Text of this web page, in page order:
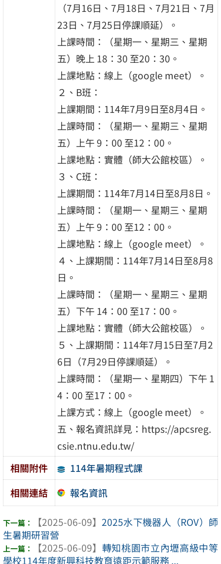
（7月16日、7月18日、7月21日、7月
23日、7月25日停課順延）。
上課時間：（星期一、星期三、星期
五）晚上 18：30 至20：30。
上課地點：線上（google meet）。
２、B班：
上課期間：114年7月9日至8月4日。
上課時間：（星期一、星期三、星期
五）上午 9：00 至12：00。
上課地點：實體（師大公館校區）。
３、C班：
上課期間：114年7月14日至8月8日。
上課時間：（星期一、星期三、星期
五）上午 9：00 至12：00。
上課地點：線上（google meet）。
４、上課期間：114年7月14日至8月8
日。
上課時間：（星期一、星期三、星期
五）下午 14：00 至17：00。
上課地點：實體（師大公館校區）。
５、上課期間：114年7月15日至7月2
6日（7月29日停課順延）。
上課時間：（星期一、星期四）下午 1
4：00 至17：00。
上課方式：線上（google meet）。
五、報名資訊詳見：https://apcsreg.
csie.ntnu.edu.tw/
相關附件
114年暑期程式課
相關連結
報名資訊
【2025-06-09】 2025水下機器人（ROV）師
生暑期研習營
【2025-06-09】 轉知桃園市立內壢高級中等
學校114年度新興科技教育遠距示範服務 ...